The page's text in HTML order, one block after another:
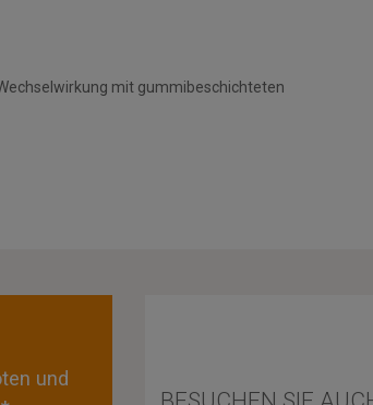
mit gummibeschichteten
und